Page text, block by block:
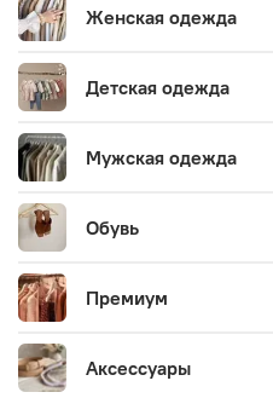
Женская одежда
Детская одежда
Мужская одежда
Обувь
Премиум
Аксессуары